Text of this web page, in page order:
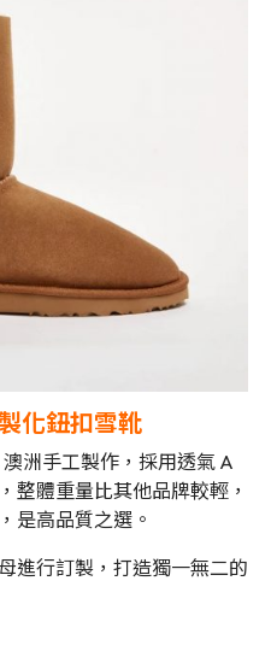
化鈕扣雪靴
洲手工製作，採用透氣 A
整體重量比其他品牌較輕，
是高品質之選。
進行訂製，打造獨一無二的